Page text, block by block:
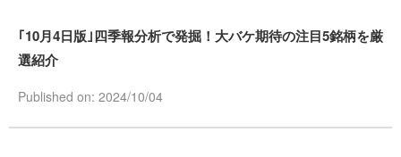
｢10月4日版｣四季報分析で発掘！大バケ期待の注目5銘柄を厳
選紹介
Published on: 2024/10/04